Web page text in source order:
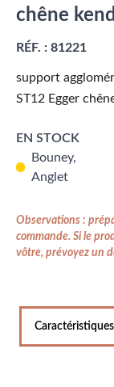
chêne
RÉF. : 81221
support
ST12 Egger
EN STOCK
Bouney,
Anglet
Observations :
commande. Si le
vôtre, prévoyez un